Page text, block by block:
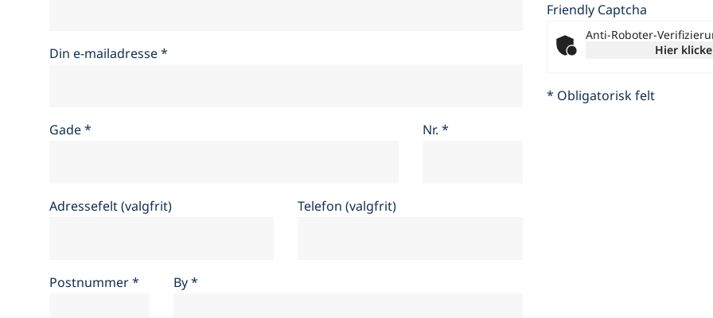
Din e-mailadresse*
Gade* Nr. *
Adressefelt (valgfrit) Telefon (valgfrit)
Postnummer* By*
Friendly Captcha
Anti-Roboter-
Hier
* Obligatorisk felt